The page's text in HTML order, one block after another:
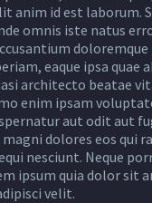
anim id est laborum.
omnis iste natus
eaque ipsa quae
architecto beatae
enim ipsam
aut odit aut
dolores eos qui
nesciunt. Neque
ipsum quia dolor sit
velit.